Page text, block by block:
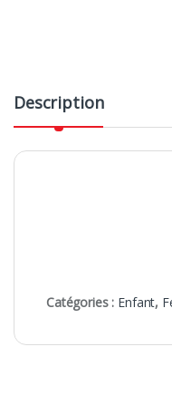
Description
Catégories : Enfant,